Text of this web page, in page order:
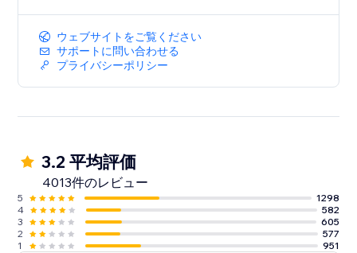
ウェブサイトをご覧ください
サポートに問い合わせる
プライバシーポリシー
3.2 平均評価
4013件のレビュー
5
1298
4
582
3
605
2
577
1
951